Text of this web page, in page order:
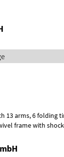
folding tine